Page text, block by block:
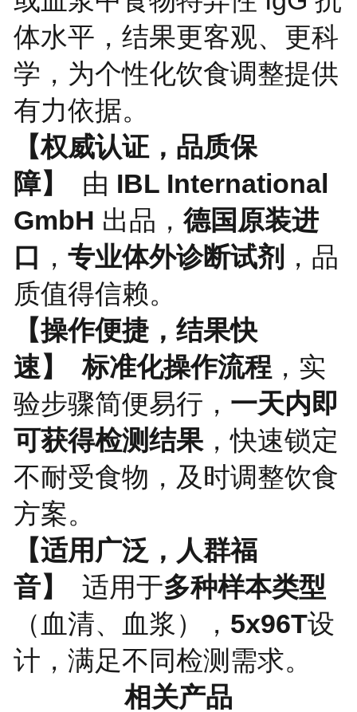
体水平，结果更客观、更科
学，为个性化饮食调整提供
有力依据。
【权威认证，品质保
障】
由 IBL International
GmbH 出品，德国原装进
口 ， 专业体外诊断试剂 ，品
质值得信赖。
【操作便捷，结果快
速】
标准化操作流程 ，实
验步骤简便易行， 一天内即
可获得检测结果，快速锁定
不耐受食物，及时调整饮食
方案。
【适用广泛，人群福
音】
适用于多种样本类型
（血清、血浆）， 5x96T设
计，满足不同检测需求。
相关产品